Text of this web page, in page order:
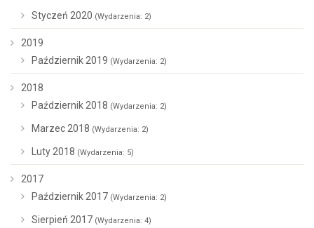
Styczeń 2020 (Wydarzenia: 2)
2019
Październik 2019 (Wydarzenia: 2)
2018
Październik 2018 (Wydarzenia: 2)
Marzec 2018 (Wydarzenia: 2)
Luty 2018 (Wydarzenia: 5)
2017
Październik 2017 (Wydarzenia: 2)
Sierpień 2017 (Wydarzenia: 4)